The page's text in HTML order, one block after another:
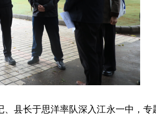
、县长于思洋率队深入江永一中，